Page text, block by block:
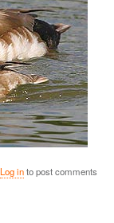
Log into post comments